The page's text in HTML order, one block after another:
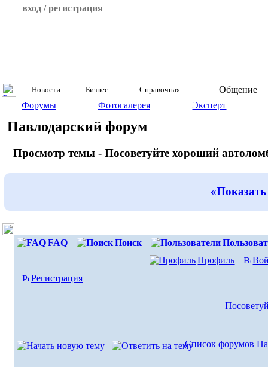
вход / регистрация
Новости Бизнес Справочная
Общение
Форумы
Фотогалерея Эксперт
Павлодарский форум
Просмотр темы - Посоветуйте хороший
FAQ Поиск
Профиль
Регистрация
Список форумов